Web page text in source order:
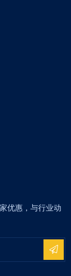
优惠，与行业动